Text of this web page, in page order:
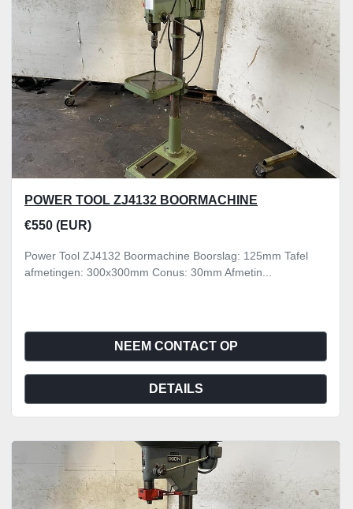
POWER TOOL ZJ4132 BOORMACHINE
€550 (EUR)
Power Tool ZJ4132 Boormachine Boorslag: 125mm Tafel
afmetingen: 300x300mm Conus: 30mm Afmetin...
NEEM CONTACT OP
DETAILS